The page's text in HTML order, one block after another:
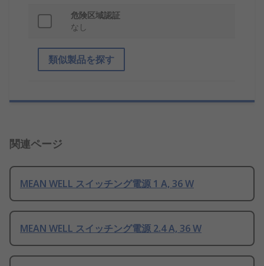
危険区域認証
なし
類似製品を探す
関連ページ
MEAN WELL スイッチング電源 1 A, 36 W
MEAN WELL スイッチング電源 2.4 A, 36 W